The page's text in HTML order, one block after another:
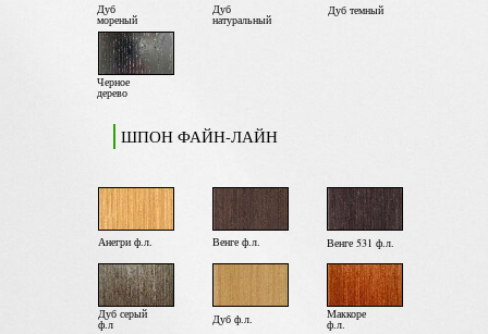
Венге 531 ф.л.
Венге ф.л.
Маккоре
ф.л.
Дуб ф.л.
Дуб серый
ф.л
Анегри ф.л.
ШПОН ФАЙН-ЛАЙН
Дуб
мореный
Дуб
натуральный
Дуб темный
Черное
дерево